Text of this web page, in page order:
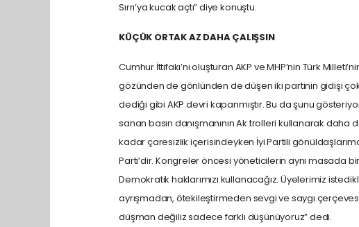
Sırrı’ya kucak açtı” diye konuştu.
KÜÇÜK ORTAK AZ DAHA ÇALIŞSIN
Cumhur İttifakı’nı oluşturan AKP ve MHP’nin Türk
gözünden de gönlünden de düşen iki partinin gidişi çok
dediği gibi AKP devri kapanmıştır. Bu da şunu
sanan basın danışmanının Ak trolleri kullanarak
kadar çaresizlik içerisindeyken İyi Partili
Parti’dir. Kongreler öncesi yöneticilerin aynı masada
Demokratik haklarımızı kullanacağız. Üyelerimiz
ayrışmadan, ötekileştirmeden sevgi ve saygı
düşman değiliz sadece farklı düşünüyoruz” dedi.